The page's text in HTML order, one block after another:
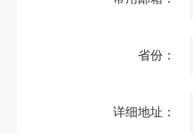
省份：
详细地址：